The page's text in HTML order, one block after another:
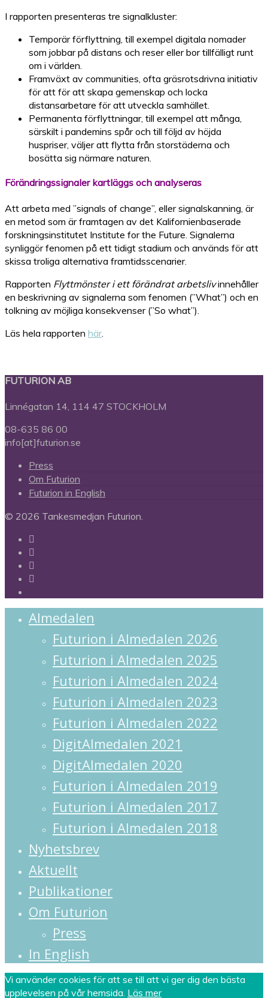
I rapporten presenteras tre signalkluster:
Temporär förflyttning, till exempel digitala nomader
som jobbar på distans och reser eller bor tillfälligt runt
om i världen.
Framväxt av communities, ofta gräsrotsdrivna initiativ
för att för att skapa gemenskap och locka
distansarbetare för att utveckla samhället.
Permanenta förflyttningar, till exempel att många,
särskilt i pandemins spår och till följd av höjda
huspriser, väljer att flytta från storstäderna och
bosätta sig närmare naturen.
Förändringssignaler kartläggs och analyseras
Att arbeta med ”signals of change”, eller signalskanning, är
en metod som är framtagen av det Kalifornienbaserade
forskningsinstitutet Institute for the Future. Signalerna
synliggör fenomen på ett tidigt stadium och används för att
skissa troliga alternativa framtidsscenarier.
Rapporten Flyttmönster i ett förändrat arbetslivinnehåller
en beskrivning av signalerna som fenomen (”What”) och en
tolkning av möjliga konsekvenser (”So what”).
Läs hela rapporten här.
FUTURION AB
Linnégatan 14, 114 47 STOCKHOLM
08-635 86 00
info[at]futurion.se
Press
Om Futurion
Futurion in English
© 2026 Tankesmedjan Futurion.
twitter
facebook
linkedin
instagram
Almedalen
Futurion i Almedalen 2026
Futurion i Almedalen 2025
Futurion i Almedalen 2024
Futurion i Almedalen 2023
Futurion i Almedalen 2022
DigitAlmedalen 2021
DigitAlmedalen 2020
Futurion i Almedalen 2019
Futurion i Almedalen 2017
Futurion i Almedalen 2018
Nyhetsbrev
Aktuellt
Publikationer
Om Futurion
Press
In English
Vi använder cookies för att se till att vi ger dig den bästa
upplevelsen på vår hemsida. Läs mer